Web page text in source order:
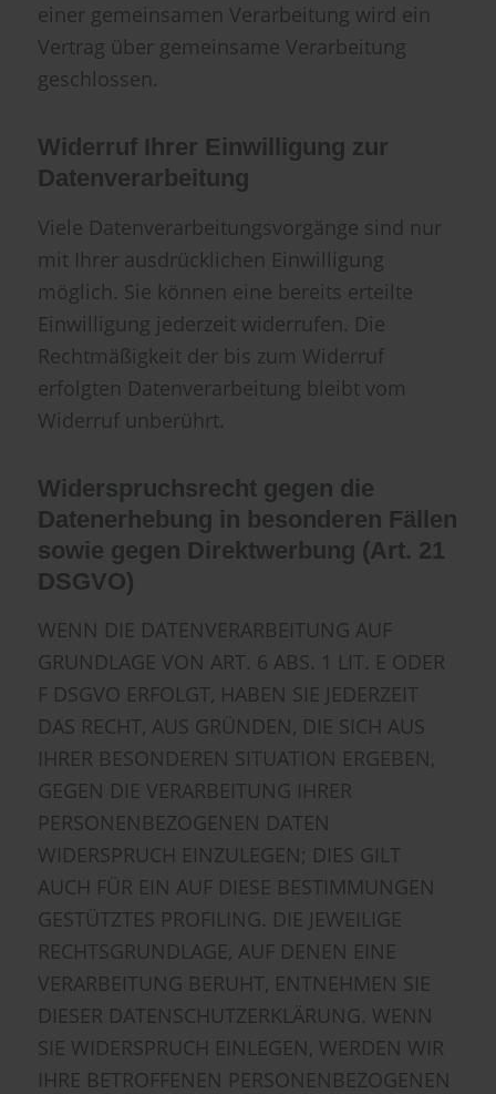
einer gemeinsamen Verarbeitung wird ein
Vertrag über gemeinsame Verarbeitung
geschlossen.
Widerruf Ihrer Einwilligung zur
Datenverarbeitung
Viele Datenverarbeitungsvorgänge sind nur
mit Ihrer ausdrücklichen Einwilligung
möglich. Sie können eine bereits erteilte
Einwilligung jederzeit widerrufen. Die
Rechtmäßigkeit der bis zum Widerruf
erfolgten Datenverarbeitung bleibt vom
Widerruf unberührt.
Widerspruchsrecht gegen die
Datenerhebung in besonderen Fällen
sowie gegen Direktwerbung (Art. 21
DSGVO)
WENN DIE DATENVERARBEITUNG AUF
GRUNDLAGE VON ART. 6 ABS. 1 LIT. E ODER
F DSGVO ERFOLGT, HABEN SIE JEDERZEIT
DAS RECHT, AUS GRÜNDEN, DIE SICH AUS
IHRER BESONDEREN SITUATION ERGEBEN,
GEGEN DIE VERARBEITUNG IHRER
PERSONENBEZOGENEN DATEN
WIDERSPRUCH EINZULEGEN; DIES GILT
AUCH FÜR EIN AUF DIESE BESTIMMUNGEN
GESTÜTZTES PROFILING. DIE JEWEILIGE
RECHTSGRUNDLAGE, AUF DENEN EINE
VERARBEITUNG BERUHT, ENTNEHMEN SIE
DIESER DATENSCHUTZERKLÄRUNG. WENN
SIE WIDERSPRUCH EINLEGEN, WERDEN WIR
IHRE BETROFFENEN PERSONENBEZOGENEN